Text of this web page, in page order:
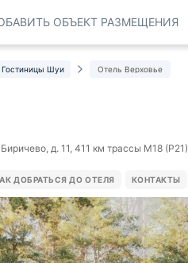
ОБЪЕКТ РАЗМЕЩЕНИЯ
Гостиницы Шуи Отель Верховье
д. 11, 411 км трассы М18 (Р21)
ДОБРАТЬСЯ ДО ОТЕЛЯ КОНТАКТЫ